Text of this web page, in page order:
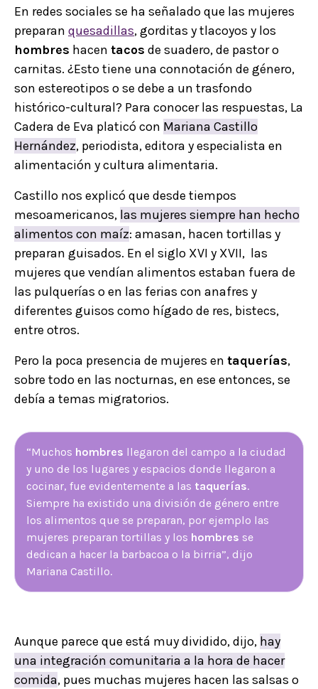
En redes sociales se ha señalado que las mujeres
preparan quesadillas, gorditas y tlacoyos y los
hombres hacen tacos de suadero, de pastor o
carnitas. ¿Esto tiene una connotación de género,
son estereotipos o se debe a un trasfondo
histórico-cultural? Para conocer las respuestas, La
Cadera de Eva platicó con Mariana Castillo
Hernández, periodista, editora y especialista en
alimentación y cultura alimentaria.
Castillo nos explicó que desde tiempos
mesoamericanos, las mujeres siempre han hecho
alimentos con maíz: amasan, hacen tortillas y
preparan guisados. En el siglo XVI y XVII, las
mujeres que vendían alimentos estaban fuera de
las pulquerías o en las ferias con anafres y
diferentes guisos como hígado de res, bistecs,
entre otros.
Pero la poca presencia de mujeres en taquerías,
sobre todo en las nocturnas, en ese entonces, se
debía a temas migratorios.
“Muchos hombres llegaron del campo a la ciudad
y uno de los lugares y espacios donde llegaron a
cocinar, fue evidentemente a las taquerías.
Siempre ha existido una división de género entre
los alimentos que se preparan, por ejemplo las
mujeres preparan tortillas y los hombres se
dedican a hacer la barbacoa o la birria”, dijo
Mariana Castillo.
Aunque parece que está muy dividido, dijo, hay
una integración comunitaria a la hora de hacer
comida, pues muchas mujeres hacen las salsas o